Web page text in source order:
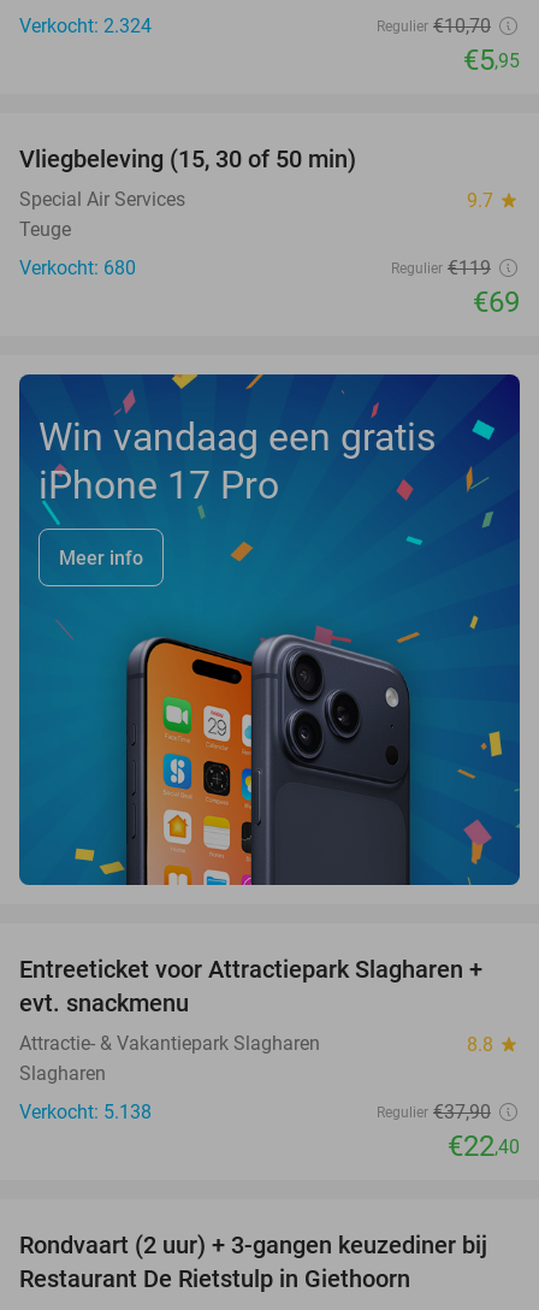
Verkocht: 2.324
Regulier €10,70
€5,95
NEW
TODAY
Vliegbeleving (15, 30 of 50 min)
Special Air Services 9.7 star
Teuge
Verkocht: 680
Regulier €119
€69
Win vandaag een gratis
iPhone 17 Pro
Meer info
41%
Entreeticket voor Attractiepark Slagharen +
evt. snackmenu
Attractie- & Vakantiepark Slagharen 8.8 star
Slagharen
Verkocht: 5.138
Regulier €37,90
€22,40
41%
Rondvaart (2 uur) + 3-gangen keuzediner bij
Restaurant De Rietstulp in Giethoorn